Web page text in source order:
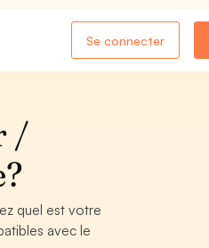
Se connecter
/
quel est votre
avec le